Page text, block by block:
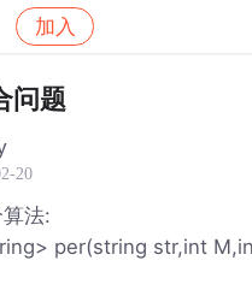
加入
语言
问题
20
法:
per(string str,int